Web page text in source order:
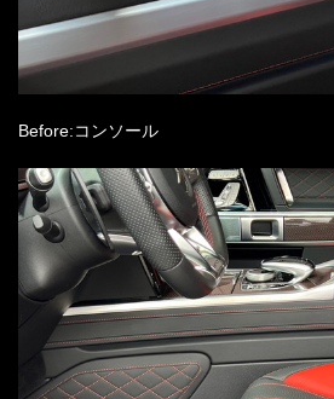
Before:コンソール